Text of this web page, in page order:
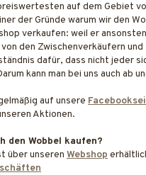
auf dem Gebiet
der Gründe warum wir den
verkaufen: weil er
den Zwischenverkäufern und
dafür, dass nicht jeder
kann man bei uns auch ab
auf unsere
Aktionen.
den Wobbel kaufen?
über unseren Webshop